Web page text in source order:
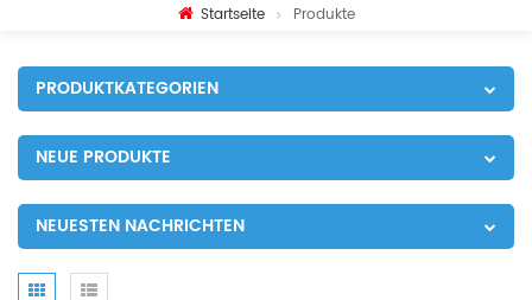
Startseite Produkte
PRODUKTKATEGORIEN
NEUE PRODUKTE
NEUESTEN NACHRICHTEN